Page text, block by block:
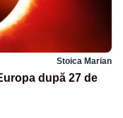
Stoica Marian
după 27 de